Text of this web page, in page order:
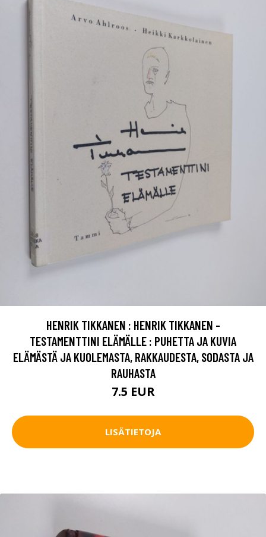
HENRIK TIKKANEN : HENRIK TIKKANEN -
TESTAMENTTINI ELÄMÄLLE : PUHETTA JA KUVIA
ELÄMÄSTÄ JA KUOLEMASTA, RAKKAUDESTA, SODASTA JA
RAUHASTA
7.5 EUR
LISÄTIETOJA